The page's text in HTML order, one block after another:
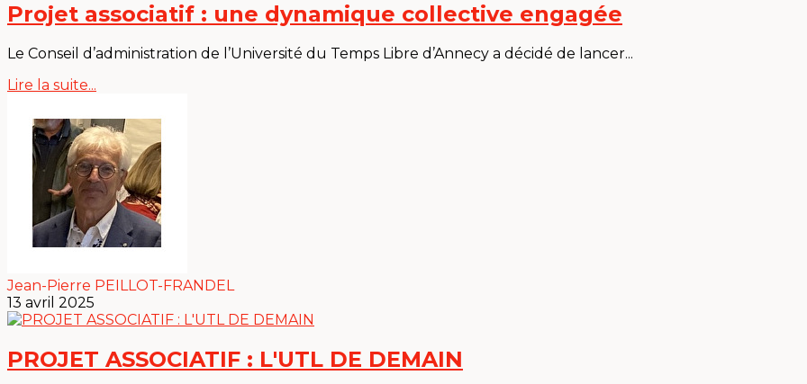
Projet associatif : une dynamique collective engagée
Le Conseil d’administration de l’Université du Temps Libre d’Annecy a décidé de lancer...
Lire la suite...
Jean-Pierre PEILLOT-FRANDEL
13 avril 2025
PROJET ASSOCIATIF : L'UTL DE DEMAIN